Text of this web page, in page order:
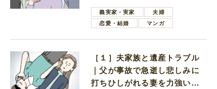
母義実家・実家
夫婦
恋愛・結婚
マンガ
［１］夫家族と遺産トラブル
｜父が事故で急逝し悲しみに
打ちひしがれる妻を力強い言